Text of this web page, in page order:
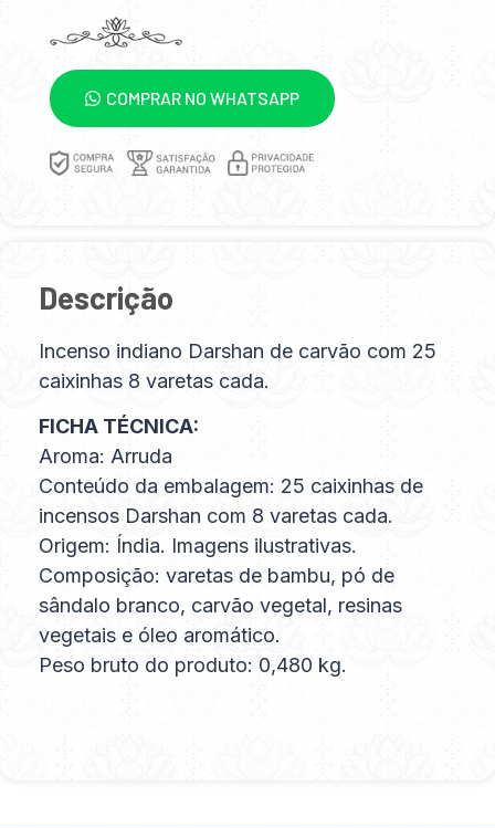
COMPRAR NO WHATSAPP
Descrição
Incenso indiano Darshan de carvão com 25
caixinhas 8 varetas cada.
FICHA TÉCNICA:
Aroma: Arruda
Conteúdo da embalagem: 25 caixinhas de
incensos Darshan com 8 varetas cada.
Origem: Índia. Imagens ilustrativas.
Composição: varetas de bambu, pó de
sândalo branco, carvão vegetal, resinas
vegetais e óleo aromático.
Peso bruto do produto: 0,480 kg.